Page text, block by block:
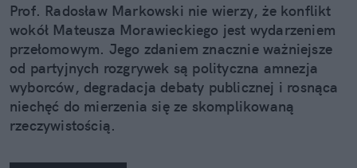
Prof. Radosław Markowski nie wierzy, że konflikt
wokół Mateusza Morawieckiego jest wydarzeniem
przełomowym. Jego zdaniem znacznie ważniejsze
od partyjnych rozgrywek są polityczna amnezja
wyborców, degradacja debaty publicznej i rosnąca
niechęć do mierzenia się ze skomplikowaną
rzeczywistością.